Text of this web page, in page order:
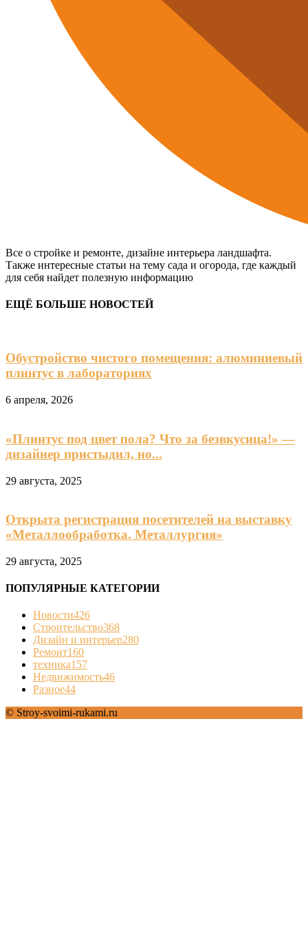
Все о стройке и ремонте, дизайне интерьера ландшафта.
Также интересные статьи на тему сада и огорода, где каждый
для себя найдет полезную информацию
ЕЩЁ БОЛЬШЕ НОВОСТЕЙ
Обустройство чистого помещения: алюминиевый
плинтус в лабораториях
6 апреля, 2026
«Плинтус под цвет пола? Что за безвкусица!» —
дизайнер пристыдил, но...
29 августа, 2025
Открыта регистрация посетителей на выставку
«Металлообработка. Металлургия»
29 августа, 2025
ПОПУЛЯРНЫЕ КАТЕГОРИИ
Новости426
Строительство368
Дизайн и интерьер280
Ремонт160
техника157
Недвижимость46
Разное44
© Stroy-svoimi-rukami.ru